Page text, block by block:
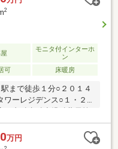
○モニター付きオートロ
有り（２４時間ゴミ出
ス（株）、東急不動産
チンコンロ交換／水回り
房
2
モニタ付インターホ
ン
可 床暖房
まで徒歩１分○２０１４
ワーレジデンス○１・２
施設（キッズ・フィッ
、スカイラウンジ等 ※
２匹迄、他細則有）○各階
万円